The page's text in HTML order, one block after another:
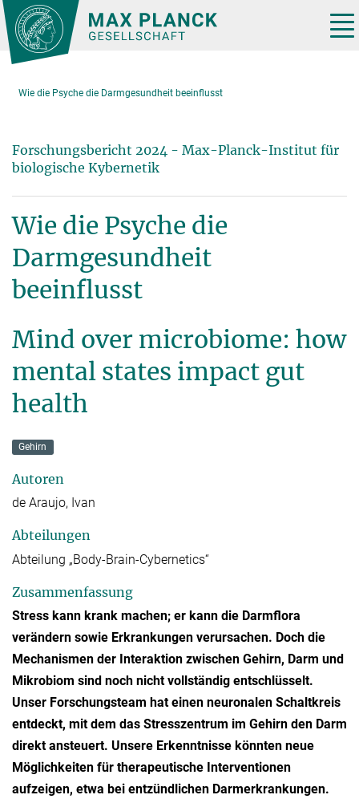
Hauptinhalt
Wie die Psyche die Darmgesundheit beeinflusst
Forschungsbericht 2024 - Max-Planck-Institut für
biologische Kybernetik
Wie die Psyche die
Darmgesundheit
beeinflusst
Mind over microbiome: how
mental states impact gut
health
Gehirn
Autoren
de Araujo, Ivan
Abteilungen
Abteilung „Body-Brain-Cybernetics“
Zusammenfassung
Stress kann krank machen; er kann die Darmflora
verändern sowie Erkrankungen verursachen. Doch die
Mechanismen der Interaktion zwischen Gehirn, Darm und
Mikrobiom sind noch nicht vollständig entschlüsselt.
Unser Forschungsteam hat einen neuronalen Schaltkreis
entdeckt, mit dem das Stresszentrum im Gehirn den Darm
direkt ansteuert. Unsere Erkenntnisse könnten neue
Möglichkeiten für therapeutische Interventionen
aufzeigen, etwa bei entzündlichen Darmerkrankungen.